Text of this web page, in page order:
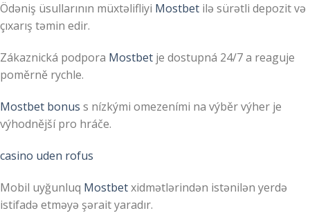
Ödəniş üsullarının müxtəlifliyi Mostbet ilə sürətli depozit və
çıxarış təmin edir.
Zákaznická podpora Mostbet je dostupná 24/7 a reaguje
poměrně rychle.
Mostbet bonus s nízkými omezeními na výběr výher je
výhodnější pro hráče.
casino uden rofus
Mobil uyğunluq Mostbetxidmətlərindən istənilən yerdə
istifadə etməyə şərait yaradır.